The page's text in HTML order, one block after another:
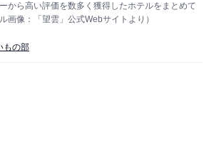
から高い評価を数多く獲得したホテルをまとめて
画像：「望雲」公式Webサイトより）
もの部